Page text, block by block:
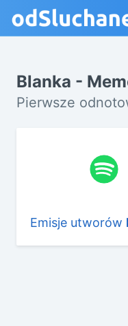
Blanka -
Pierwsze
Emisje utworów